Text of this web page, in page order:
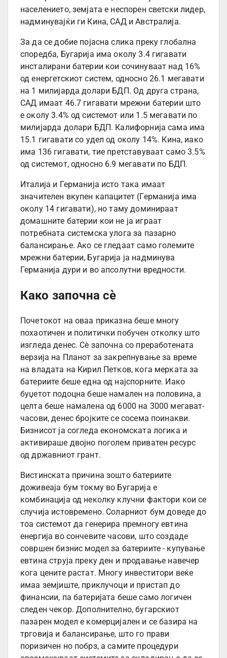
населението, земјата е неспорен светски лидер,
надминувајќи ги Кина, САД и Австралија.
За да се добие појасна слика преку глобална
споредба, Бугарија има околу 3.4 гигавати
инсталирани батерии кои сочинуваат над 16%
од енергетскиот систем, односно 26.1 мегавати
на 1 милијарда долари БДП. Од друга страна,
САД имаат 46.7 гигавати мрежни батерии што
е околу 3.4% од системот или 1.5 мегавати по
милијарда долари БДП. Калифорнија сама има
15.1 гигавати со удел од околу 14%. Кина, иако
има 136 гигавати, тие претставуваат само 3.5%
од системот, односно 6.9 мегавати по БДП.
Италија и Германија исто така имаат
значителен вкупен капацитет (Германија има
околу 14 гигавати), но таму доминираат
домашните батерии кои не ја играат
потребната системска улога за пазарно
балансирање. Ако се гледаат само големите
мрежни батерии, Бугарија ја надминува
Германија дури и во апсолутни вредности.
Како започна сè
Почетокот на оваа приказна беше многу
похаотичен и политички побучен отколку што
изгледа денес. Сè започна со преработената
верзија на Планот за закрепнување за време
на владата на Кирил Петков, кога мерката за
батериите беше една од најспорните. Иако
буџетот подоцна беше намален на половина, а
целта беше намалена од 6000 на 3000 мегават-
часови, денес бројките се сосема поинакви.
Бизнисот ја согледа економската логика и
активираше двојно поголем приватен ресурс
од државниот грант.
Вистинската причина зошто батериите
доживеаја бум токму во Бугарија е
комбинација од неколку клучни фактори кои се
случија истовремено. Соларниот бум доведе до
тоа системот да генерира премногу евтина
енергија во сончевите часови, што создаде
совршен бизнис модел за батериите - купување
евтина струја преку ден и продавање навечер
кога цените растат. Многу инвеститори веќе
имаа земјиште, приклучоци и пристап до
финансии, па батеријата беше само логичен
следен чекор. Дополнително, бугарскиот
пазарен модел е комерцијален и се базира на
трговија и балансирање, што го прави
поризичен но побрз, а самите процедури